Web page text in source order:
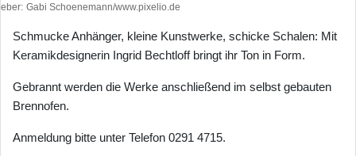
Gabi Schoenemann/www.pixelio.de
Schmucke Anhänger, kleine Kunstwerke, schicke Schalen: Mit
Keramikdesignerin Ingrid Bechtloff bringt ihr Ton in Form.
Gebrannt werden die Werke anschließend im selbst gebauten
Brennofen.
Anmeldung bitte unter Telefon 0291 4715.